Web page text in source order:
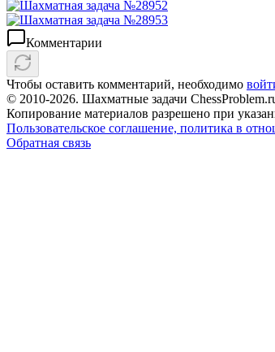
Комментарии
Чтобы оставить комментарий, необходимо
© 2010-2026. Шахматные задачи
Копирование материалов разрешено при
Пользовательское соглашение, политика в
Обратная связь